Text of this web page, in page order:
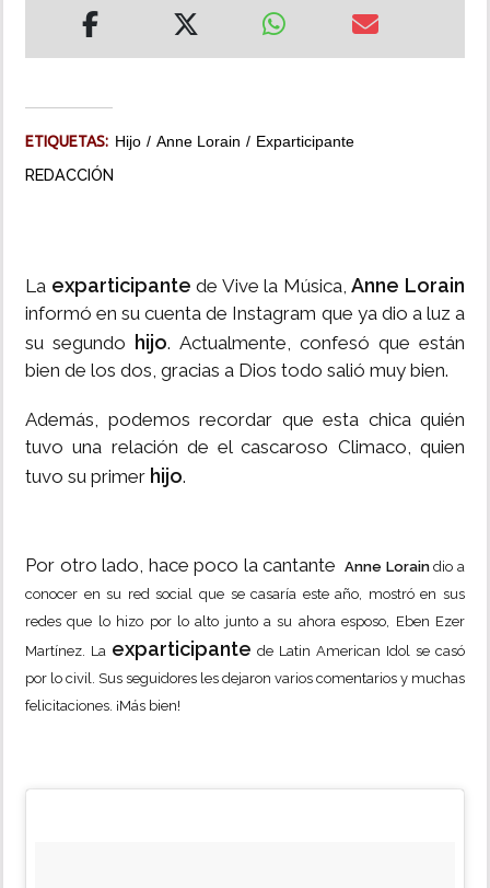
ETIQUETAS: Hijo Anne Lorain Exparticipante
REDACCIÓN
La exparticipante de Vive la Música,Anne Lorain
informó en su cuenta de Instagram que ya dio a luz a
su segundo hijo. Actualmente, confesó que están
bien de los dos, gracias a Dios todo salió muy bien.
Además, podemos recordar que esta chica quién
tuvo una relación de el cascaroso Climaco, quien
tuvo su primer hijo.
Por otro lado, hace poco la cantante Anne Loraindio a
conocer en su red social que se casaría este año, mostró en sus
redes que lo hizo por lo alto junto a su ahora esposo, Eben Ezer
Martínez. La exparticipante de Latin American Idol se casó
por lo civil. Sus seguidores les dejaron varios comentarios y muchas
felicitaciones. ¡Más bien!